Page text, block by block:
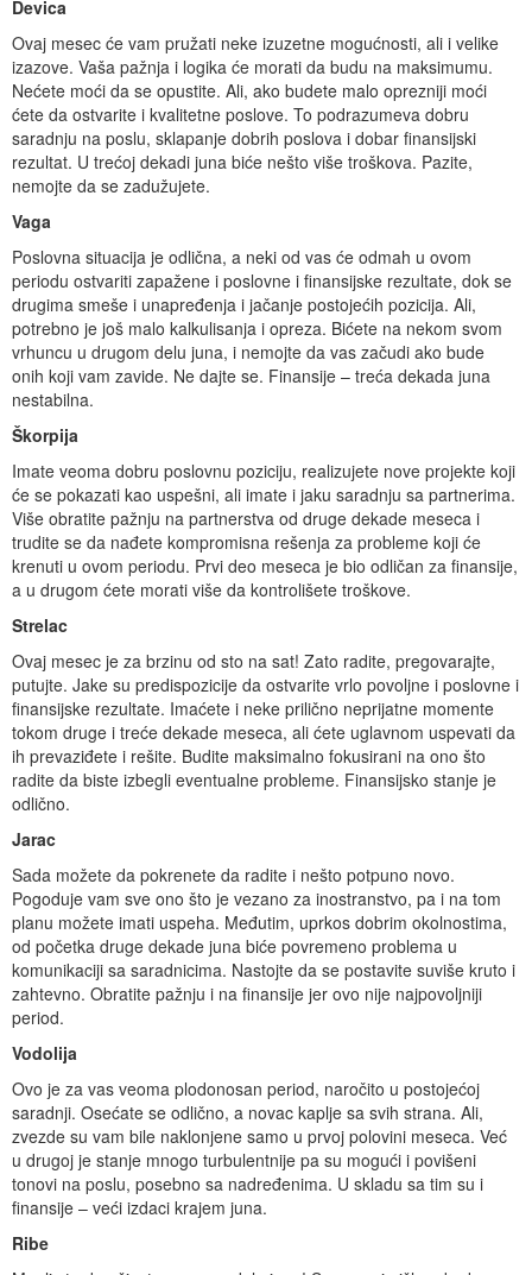
Devica
Ovaj mesec će vam pružati neke izuzetne mogućnosti, ali i velike
izazove. Vaša pažnja i logika će morati da budu na maksimumu.
Nećete moći da se opustite. Ali, ako budete malo oprezniji moći
ćete da ostvarite i kvalitetne poslove. To podrazumeva dobru
saradnju na poslu, sklapanje dobrih poslova i dobar finansijski
rezultat. U trećoj dekadi juna biće nešto više troškova. Pazite,
nemojte da se zadužujete.
Vaga
Poslovna situacija je odlična, a neki od vas će odmah u ovom
periodu ostvariti zapažene i poslovne i finansijske rezultate, dok se
drugima smeše i unapređenja i jačanje postojećih pozicija. Ali,
potrebno je još malo kalkulisanja i opreza. Bićete na nekom svom
vrhuncu u drugom delu juna, i nemojte da vas začudi ako bude
onih koji vam zavide. Ne dajte se. Finansije – treća dekada juna
nestabilna.
Škorpija
Imate veoma dobru poslovnu poziciju, realizujete nove projekte koji
će se pokazati kao uspešni, ali imate i jaku saradnju sa partnerima.
Više obratite pažnju na partnerstva od druge dekade meseca i
trudite se da nađete kompromisna rešenja za probleme koji će
krenuti u ovom periodu. Prvi deo meseca je bio odličan za finansije,
a u drugom ćete morati više da kontrolišete troškove.
Strelac
Ovaj mesec je za brzinu od sto na sat! Zato radite, pregovarajte,
putujte. Jake su predispozicije da ostvarite vrlo povoljne i poslovne i
finansijske rezultate. Imaćete i neke prilično neprijatne momente
tokom druge i treće dekade meseca, ali ćete uglavnom uspevati da
ih prevaziđete i rešite. Budite maksimalno fokusirani na ono što
radite da biste izbegli eventualne probleme. Finansijsko stanje je
odlično.
Jarac
Sada možete da pokrenete da radite i nešto potpuno novo.
Pogoduje vam sve ono što je vezano za inostranstvo, pa i na tom
planu možete imati uspeha. Međutim, uprkos dobrim okolnostima,
od početka druge dekade juna biće povremeno problema u
komunikaciji sa saradnicima. Nastojte da se postavite suviše kruto i
zahtevno. Obratite pažnju i na finansije jer ovo nije najpovoljniji
period.
Vodolija
Ovo je za vas veoma plodonosan period, naročito u postojećoj
saradnji. Osećate se odlično, a novac kaplje sa svih strana. Ali,
zvezde su vam bile naklonjene samo u prvoj polovini meseca. Već
u drugoj je stanje mnogo turbulentnije pa su mogući i povišeni
tonovi na poslu, posebno sa nadređenima. U skladu sa tim su i
finansije – veći izdaci krajem juna.
Ribe